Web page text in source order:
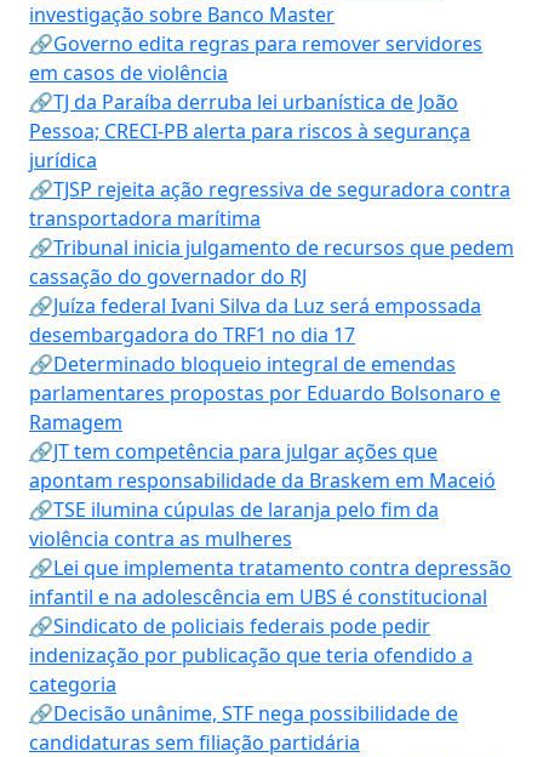
investigação sobre Banco Master
🔗Governo edita regras para remover servidores
em casos de violência
🔗TJ da Paraíba derruba lei urbanística de João
Pessoa; CRECI-PB alerta para riscos à segurança
jurídica
🔗TJSP rejeita ação regressiva de seguradora contra
transportadora marítima
🔗Tribunal inicia julgamento de recursos que pedem
cassação do governador do RJ
🔗Juíza federal Ivani Silva da Luz será empossada
desembargadora do TRF1 no dia 17
🔗Determinado bloqueio integral de emendas
parlamentares propostas por Eduardo Bolsonaro e
Ramagem
🔗JT tem competência para julgar ações que
apontam responsabilidade da Braskem em Maceió
🔗TSE ilumina cúpulas de laranja pelo fim da
violência contra as mulheres
🔗Lei que implementa tratamento contra depressão
infantil e na adolescência em UBS é constitucional
🔗Sindicato de policiais federais pode pedir
indenização por publicação que teria ofendido a
categoria
🔗Decisão unânime, STF nega possibilidade de
candidaturas sem filiação partidária